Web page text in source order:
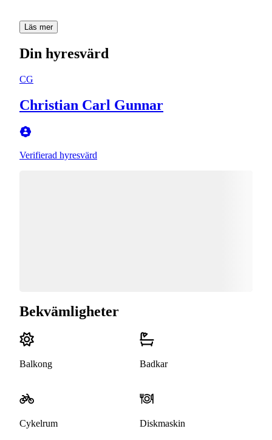
Läs mer
Din hyresvärd
CG
Christian Carl Gunnar
Verifierad hyresvärd
Bekvämligheter
Balkong Badkar
Cykelrum Diskmaskin